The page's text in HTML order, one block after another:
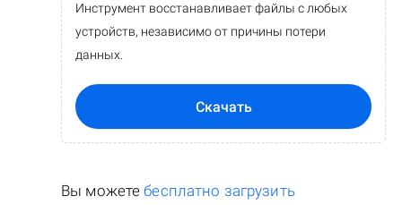
Инструмент восстанавливает файлы с любых
устройств, независимо от причины потери
данных.
Скачать
Вы можетебесплатно загрузить